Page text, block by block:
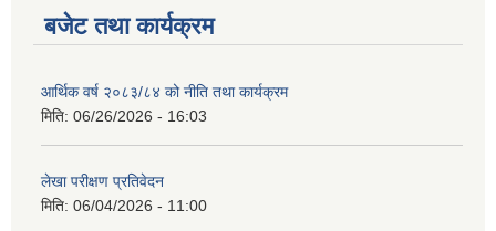
बजेट तथा कार्यक्रम
आर्थिक वर्ष २०८३/८४ को नीति तथा कार्यक्रम
मिति: 06/26/2026 - 16:03
लेखा परीक्षण प्रतिवेदन
मिति: 06/04/2026 - 11:00